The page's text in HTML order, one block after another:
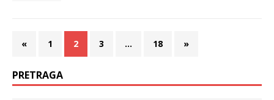
« 1 2 3 … 18 »
PRETRAGA